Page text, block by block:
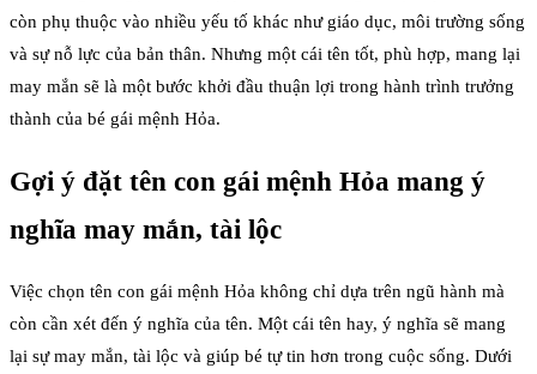
còn phụ thuộc vào nhiều yếu tố khác như giáo dục, môi trường sống
và sự nỗ lực của bản thân. Nhưng một cái tên tốt, phù hợp, mang lại
may mắn sẽ là một bước khởi đầu thuận lợi trong hành trình trưởng
thành của bé gái mệnh Hỏa.
Gợi ý đặt tên con gái mệnh Hỏa mang ý
nghĩa may mắn, tài lộc
Việc chọn tên con gái mệnh Hỏa không chỉ dựa trên ngũ hành mà
còn cần xét đến ý nghĩa của tên. Một cái tên hay, ý nghĩa sẽ mang
lại sự may mắn, tài lộc và giúp bé tự tin hơn trong cuộc sống. Dưới